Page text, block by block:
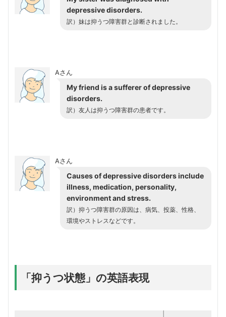
depressive disorders.
訳）妹は抑うつ障害群と診断されました。
Aさん
My friend is a sufferer of depressive
disorders.
訳）友人は抑うつ障害群の患者です。
Aさん
Causes of depressive disorders include
illness, medication, personality,
environment and stress.
訳）抑うつ障害群の原因は、病気、投薬、性格、
環境やストレスなどです。
「抑うつ状態」の英語表現